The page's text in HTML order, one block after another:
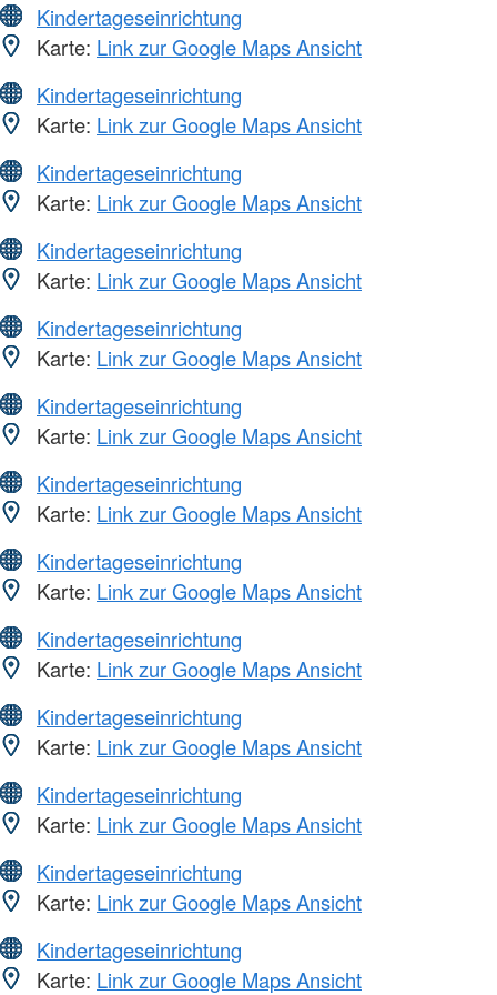
Kindertageseinrichtung
Karte: Link zur Google Maps Ansicht
Kindertageseinrichtung
Karte: Link zur Google Maps Ansicht
Kindertageseinrichtung
Karte: Link zur Google Maps Ansicht
Kindertageseinrichtung
Karte: Link zur Google Maps Ansicht
Kindertageseinrichtung
Karte: Link zur Google Maps Ansicht
Kindertageseinrichtung
Karte: Link zur Google Maps Ansicht
Kindertageseinrichtung
Karte: Link zur Google Maps Ansicht
Kindertageseinrichtung
Karte: Link zur Google Maps Ansicht
Kindertageseinrichtung
Karte: Link zur Google Maps Ansicht
Kindertageseinrichtung
Karte: Link zur Google Maps Ansicht
Kindertageseinrichtung
Karte: Link zur Google Maps Ansicht
Kindertageseinrichtung
Karte: Link zur Google Maps Ansicht
Kindertageseinrichtung
Karte: Link zur Google Maps Ansicht